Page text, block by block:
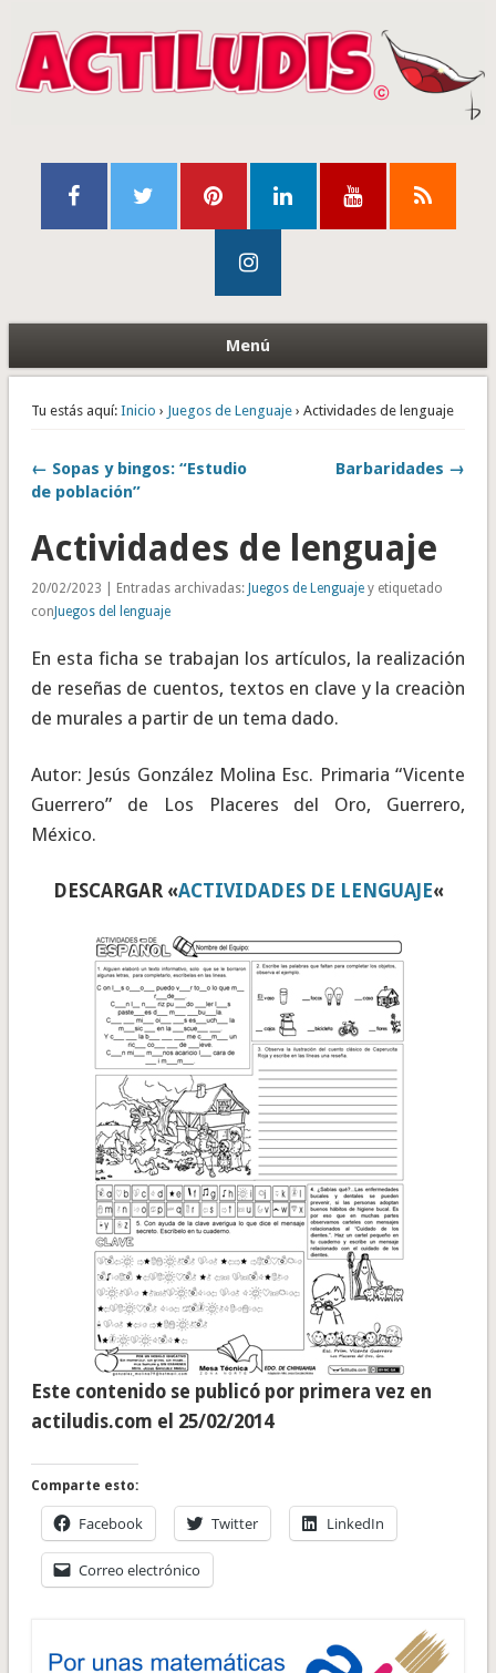
Menú
Tu estás aquí: Inicio › Juegos de Lenguaje› Actividades de lenguaje
← Sopas y bingos: “Estudio
de población”
Barbaridades →
Actividades de lenguaje
20/02/2023 | Entradas archivadas: Juegos de Lenguajey etiquetado
con Juegos del lenguaje
En esta ficha se trabajan los artículos, la realización
de reseñas de cuentos, textos en clave y la creaciòn
de murales a partir de un tema dado.
Autor: Jesús González Molina Esc. Primaria “Vicente
Guerrero” de Los Placeres del Oro, Guerrero,
México.
DESCARGAR «ACTIVIDADES DE LENGUAJE«
Este contenido se publicó por primera vez en
actiludis.com el 25/02/2014
Comparte esto:
Facebook Twitter LinkedIn
Correo electrónico